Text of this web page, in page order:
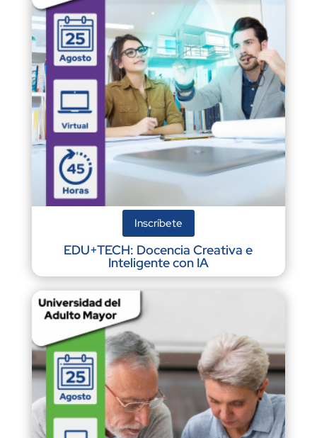
Inscríbete
EDU+TECH: Docencia Creativa e
Inteligente con IA